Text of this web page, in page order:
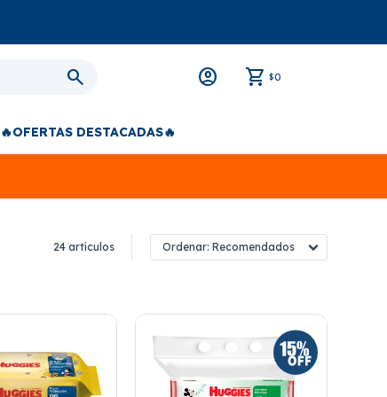
$0
🔥OFERTAS DESTACADAS🔥
24 artículos Recomendados